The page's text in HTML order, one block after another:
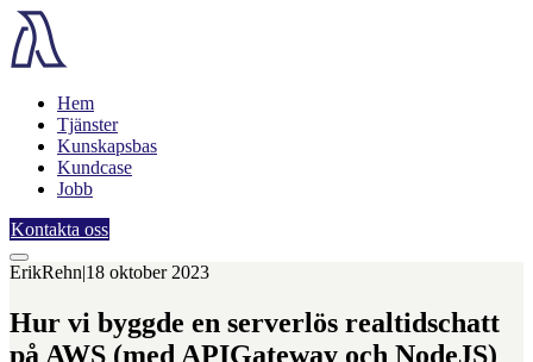
Hem
Tjänster
Kunskapsbas
Kundcase
Jobb
Kontakta oss
ErikRehn|18 oktober 2023
Hur vi byggde en serverlös realtidschatt
på AWS (med APIGateway och NodeJS)